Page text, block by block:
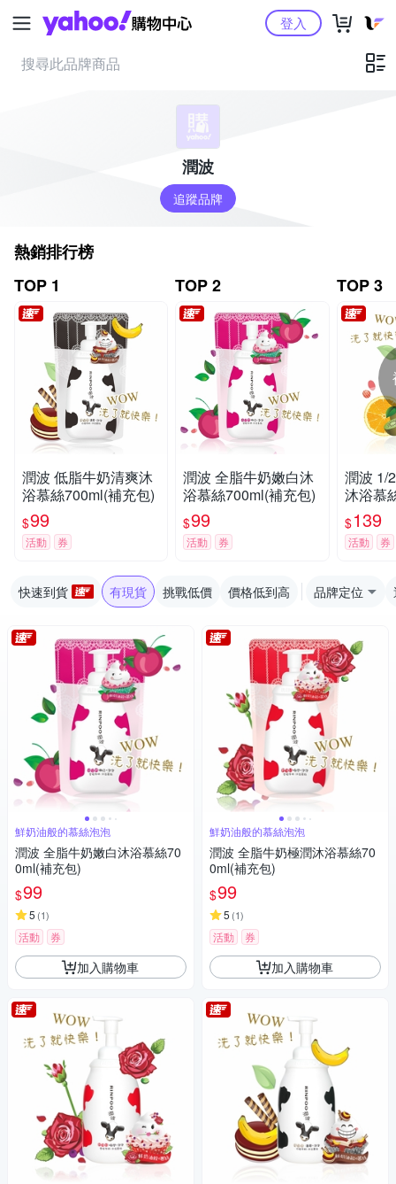
Yahoo購物中心登入
潤波
追蹤品牌
熱銷排行榜
TOP 1
潤波 低脂牛奶清爽沐
浴慕絲700ml(補充包)
$99
活動 券
TOP 2
潤波 全脂牛奶嫩白沐
浴慕絲700ml(補充包)
$99
活動 券
TOP 3
潤波 1/
沐浴慕
$139
活動 券
快速到貨 有現貨 挑戰低價 價格低到高 品牌定位
鮮奶油般的慕絲泡泡
潤波 全脂牛奶嫩白沐浴慕絲70
0ml(補充包)
$99
5 (1)
活動 券
加入購物車
鮮奶油般的慕絲泡泡
潤波 全脂牛奶極潤沐浴慕絲70
0ml(補充包)
$99
5 (1)
活動 券
加入購物車